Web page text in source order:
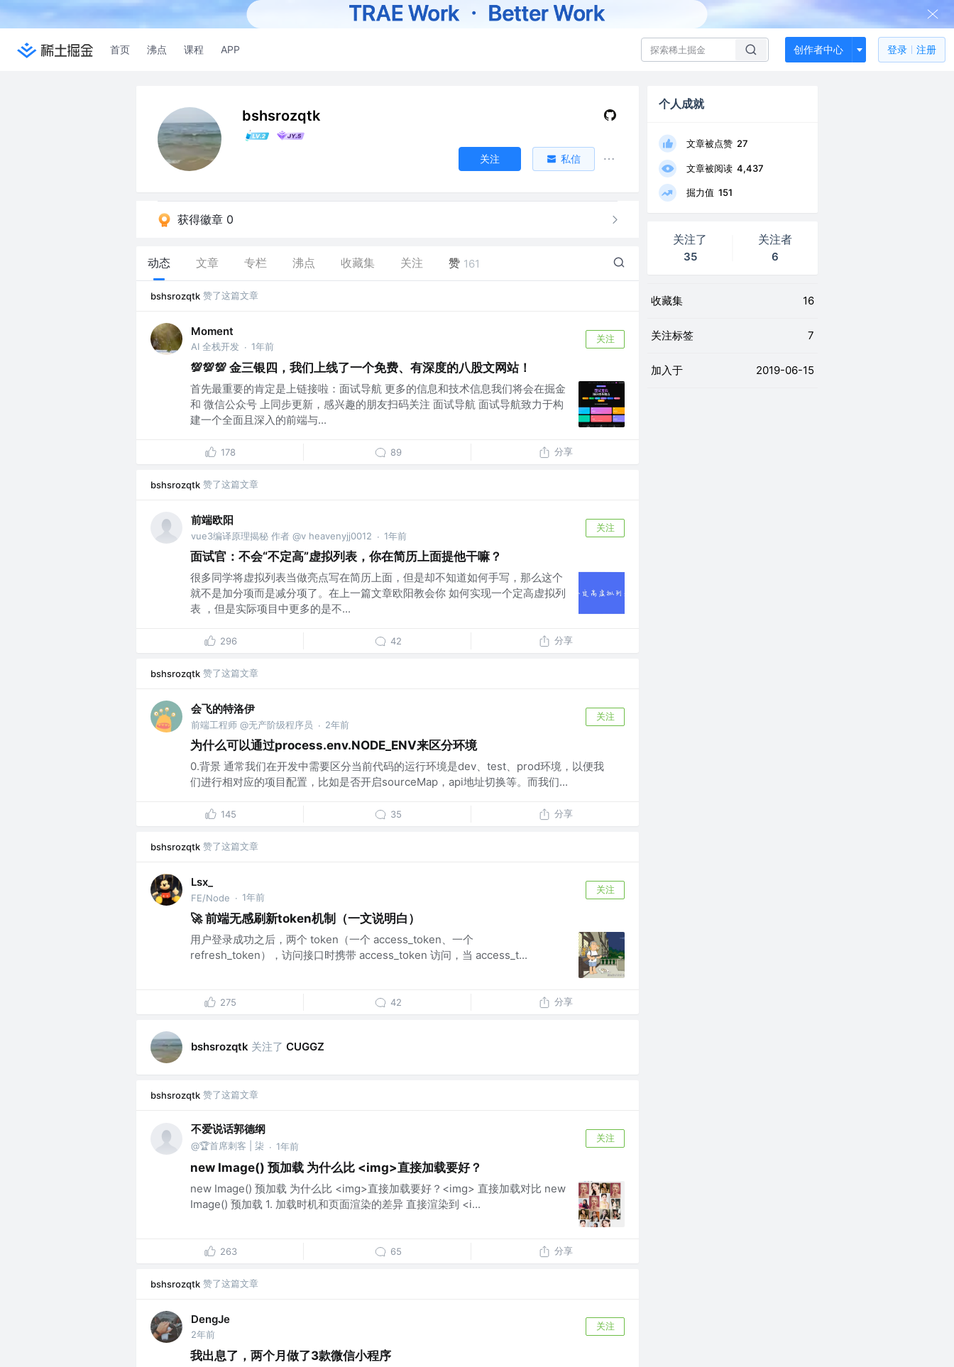
首页 沸点 课程 APP 创作者中心 登录 注册
bshsrozqtk
关注 私信
获得徽章 0
动态 文章 专栏 沸点 收藏集 关注 赞 161
bshsrozqtk 赞了这篇文章
Moment
AI 全栈开发 · 1年前
关注
💯💯💯 金三银四，我们上线了一个免费、有深度的八股文网站！
首先最重要的肯定是上链接啦：面试导航 更多的信息和技术信息我们将会在掘金
和 微信公众号 上同步更新，感兴趣的朋友扫码关注 面试导航 面试导航致力于构
建一个全面且深入的前端与...
178 89 分享
bshsrozqtk 赞了这篇文章
前端欧阳
vue3编译原理揭秘 作者 @v heavenyjj0012 · 1年前
关注
面试官：不会“不定高”虚拟列表，你在简历上面提他干嘛？
很多同学将虚拟列表当做亮点写在简历上面，但是却不知道如何手写，那么这个
就不是加分项而是减分项了。在上一篇文章欧阳教会你 如何实现一个定高虚拟列
表 ，但是实际项目中更多的是不...
296 42 分享
bshsrozqtk 赞了这篇文章
会飞的特洛伊
前端工程师 @无产阶级程序员 · 2年前
关注
为什么可以通过process.env.NODE_ENV来区分环境
0.背景 通常我们在开发中需要区分当前代码的运行环境是dev、test、prod环境，以便我
们进行相对应的项目配置，比如是否开启sourceMap，api地址切换等。而我们...
145 35 分享
bshsrozqtk 赞了这篇文章
Lsx_
FE/Node · 1年前
关注
🚀 前端无感刷新token机制（一文说明白）
用户登录成功之后，两个 token（一个 access_token、一个
refresh_token），访问接口时携带 access_token 访问，当 access_t...
275 42 分享
bshsrozqtk 关注了 CUGGZ
bshsrozqtk 赞了这篇文章
不爱说话郭德纲
@🏆首席刺客 | 柒 · 1年前
关注
new Image() 预加载 为什么比 <img>直接加载要好？
new Image() 预加载 为什么比 <img>直接加载要好？<img> 直接加载对比 new
Image() 预加载 1. 加载时机和页面渲染的差异 直接渲染到 <i...
263 65 分享
bshsrozqtk 赞了这篇文章
DengJe
2年前
关注
我出息了，两个月做了3款微信小程序
个人成就
文章被点赞 27
文章被阅读 4,437
掘力值 151
关注了
35
关注者
6
收藏集 16
关注标签 7
加入于 2019-06-15